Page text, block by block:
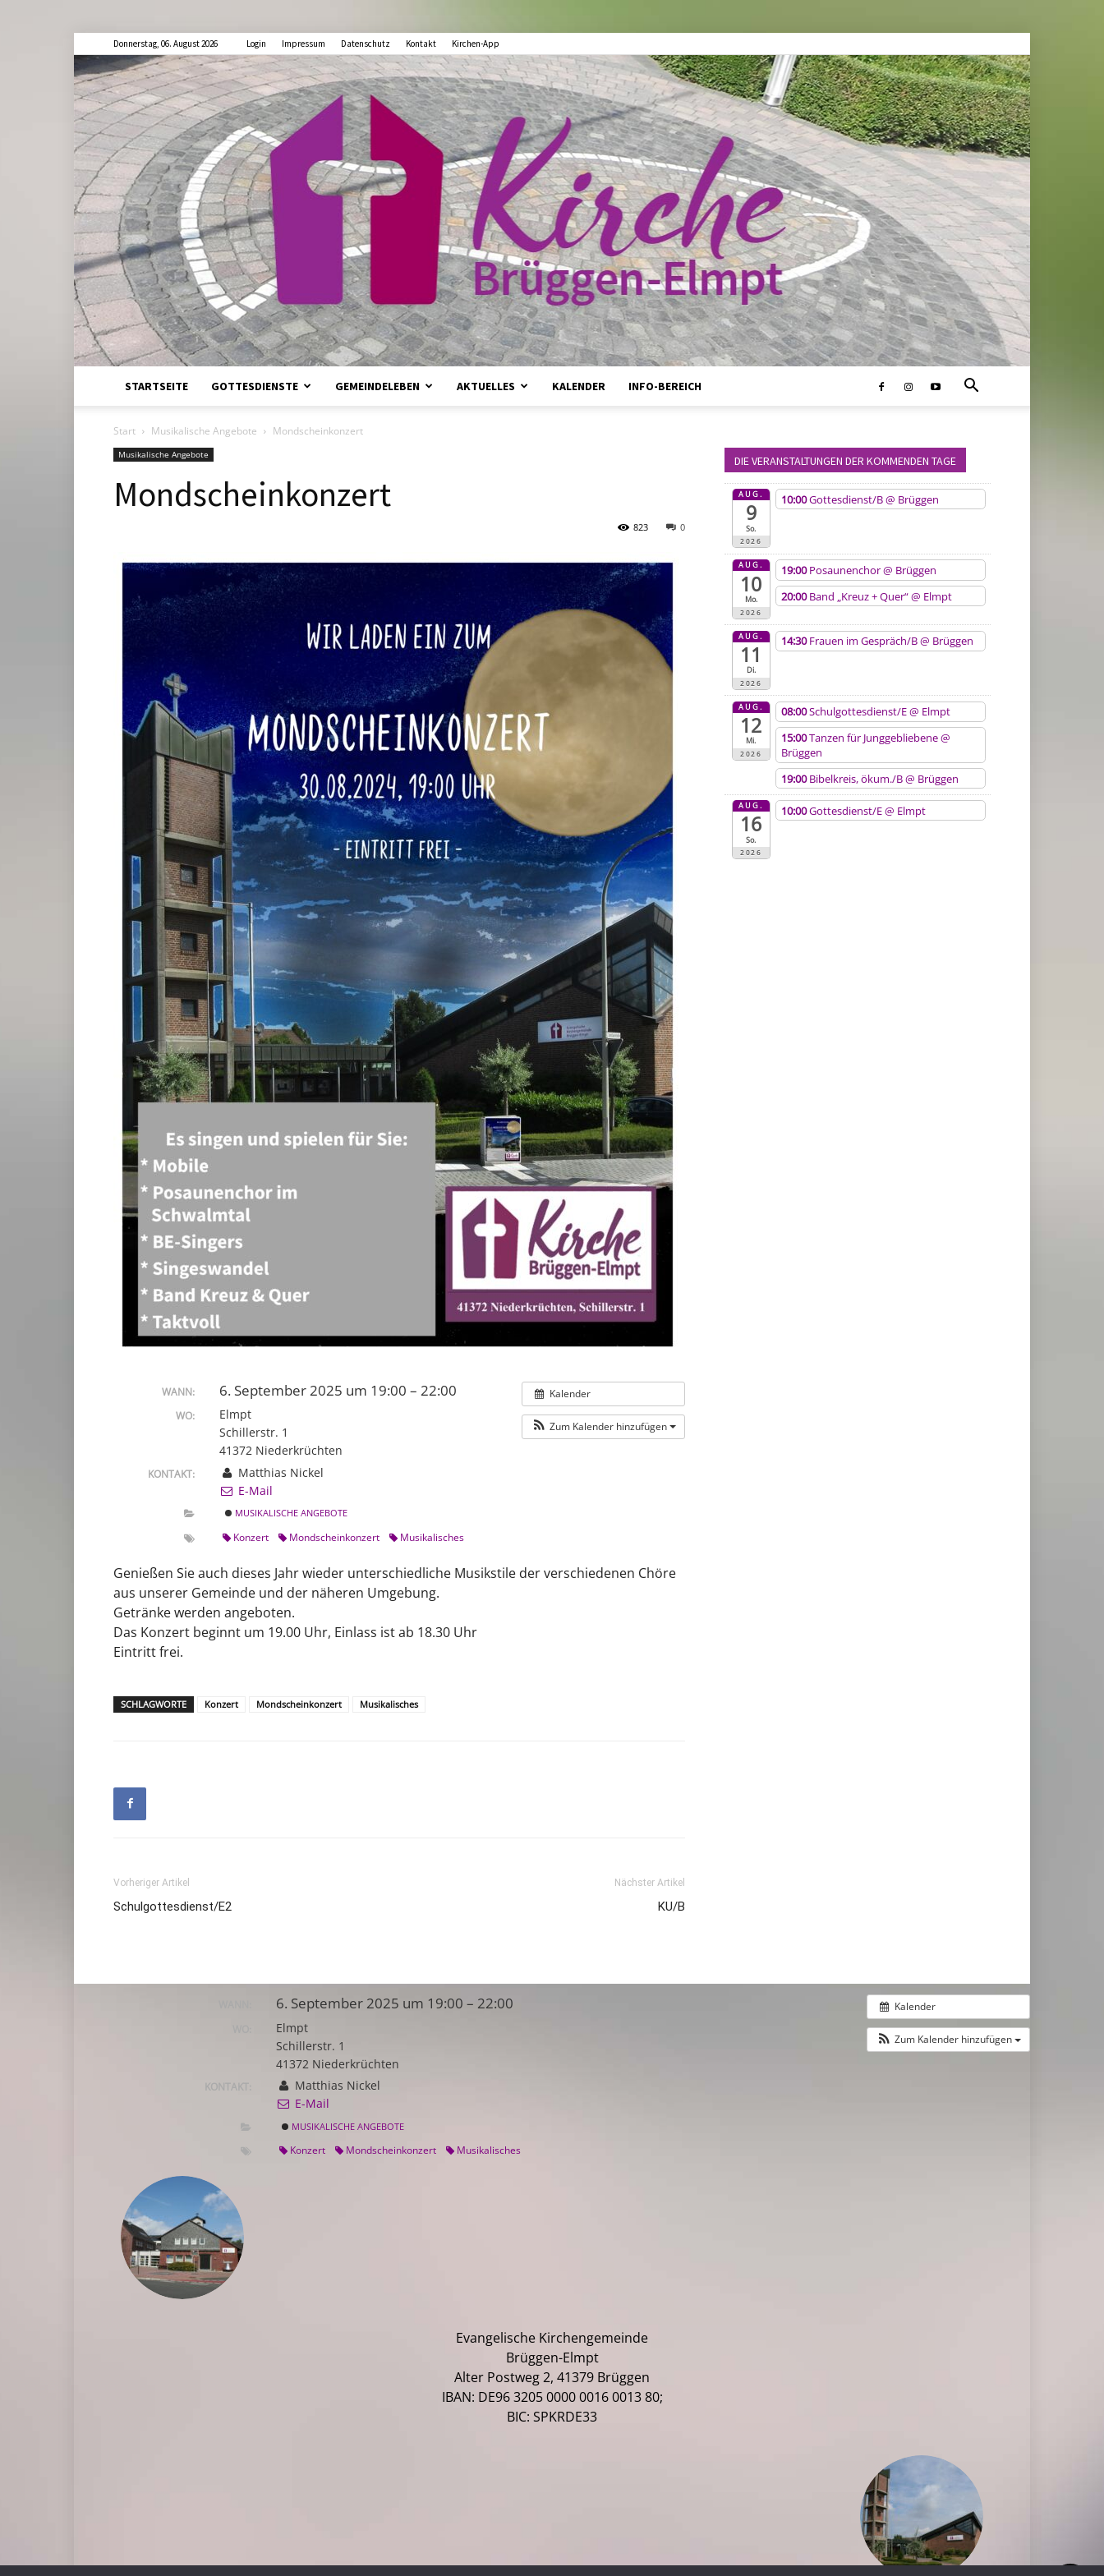
Donnerstag, 06. August 2026 Login Impressum Datenschutz Kontakt Kirchen-App
STARTSEITE GOTTESDIENSTE GEMEINDELEBEN AKTUELLES KALENDER INFO-BEREICH
Start Musikalische Angebote Mondscheinkonzert
Musikalische Angebote
Mondscheinkonzert
0
823
Kalender
Zum Kalender hinzufügen
WANN: 6. September 2025 um 19:00 – 22:00
WO:
Elmpt
Schillerstr. 1
41372 Niederkrüchten
KONTAKT:
Matthias Nickel
E-Mail
MUSIKALISCHE ANGEBOTE
Konzert Mondscheinkonzert Musikalisches
Genießen Sie auch dieses Jahr wieder unterschiedliche Musikstile der verschiedenen Chöre
aus unserer Gemeinde und der näheren Umgebung.
Getränke werden angeboten.
Das Konzert beginnt um 19.00 Uhr, Einlass ist ab 18.30 Uhr
Eintritt frei.
SCHLAGWORTE Konzert Mondscheinkonzert Musikalisches
Vorheriger Artikel
Schulgottesdienst/E2
Nächster Artikel
KU/B
DIE VERANSTALTUNGEN DER KOMMENDEN TAGE
AUG.
9
So.
2026
10:00Gottesdienst/B@ Brüggen
AUG.
10
Mo.
2026
19:00Posaunenchor@ Brüggen
20:00Band „Kreuz + Quer“@ Elmpt
AUG.
11
Di.
2026
14:30Frauen im Gespräch/B@ Brüggen
AUG.
12
Mi.
2026
08:00Schulgottesdienst/E@ Elmpt
15:00Tanzen für Junggebliebene@
Brüggen
19:00Bibelkreis, ökum./B@ Brüggen
AUG.
16
So.
2026
10:00Gottesdienst/E@ Elmpt
Kalender
Zum Kalender hinzufügen
6. September 2025 um 19:00 – 22:00
Elmpt
Schillerstr. 1
41372 Niederkrüchten
KONTAKT:
Matthias Nickel
E-Mail
MUSIKALISCHE ANGEBOTE
Konzert Mondscheinkonzert Musikalisches
Evangelische Kirchengemeinde
Brüggen-Elmpt
Alter Postweg 2, 41379 Brüggen
IBAN: DE96 3205 0000 0016 0013 80;
BIC: SPKRDE33